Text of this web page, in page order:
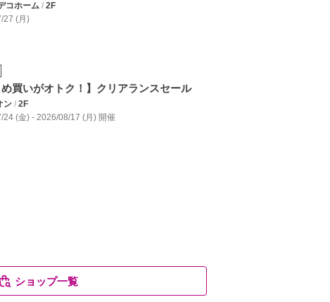
コホーム / 2F
27 (月)
め買いがオトク！】クリアランスセール
ン / 2F
24 (金) - 2026/08/17 (月) 開催
ショップ一覧